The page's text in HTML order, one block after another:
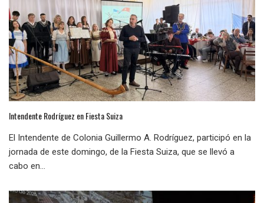
Intendente Rodríguez en Fiesta Suiza
El Intendente de Colonia Guillermo A. Rodríguez, participó en la
jornada de este domingo, de la Fiesta Suiza, que se llevó a
cabo en...